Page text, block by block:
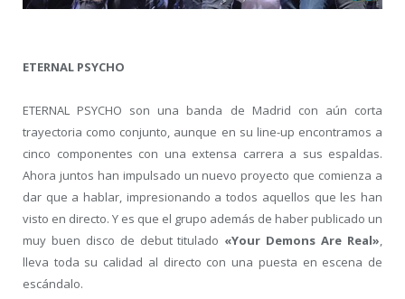
ETERNAL PSYCHO
ETERNAL PSYCHO son una banda de Madrid con aún corta
trayectoria como conjunto, aunque en su line-up encontramos a
cinco componentes con una extensa carrera a sus espaldas.
Ahora juntos han impulsado un nuevo proyecto que comienza a
dar que a hablar, impresionando a todos aquellos que les han
visto en directo. Y es que el grupo además de haber publicado un
muy buen disco de debut titulado «Your Demons Are Real»,
lleva toda su calidad al directo con una puesta en escena de
escándalo.